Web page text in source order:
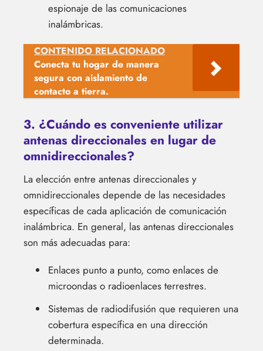
espionaje de las comunicaciones
inalámbricas.
CONTENIDO RELACIONADO
Conecta tu hogar de manera
segura con aislamiento de
contacto a tierra.
3. ¿Cuándo es conveniente utilizar
antenas direccionales en lugar de
omnidireccionales?
La elección entre antenas direccionales y
omnidireccionales depende de las necesidades
específicas de cada aplicación de comunicación
inalámbrica. En general, las antenas direccionales
son más adecuadas para:
Enlaces punto a punto, como enlaces de
microondas o radioenlaces terrestres.
Sistemas de radiodifusión que requieren una
cobertura específica en una dirección
determinada.